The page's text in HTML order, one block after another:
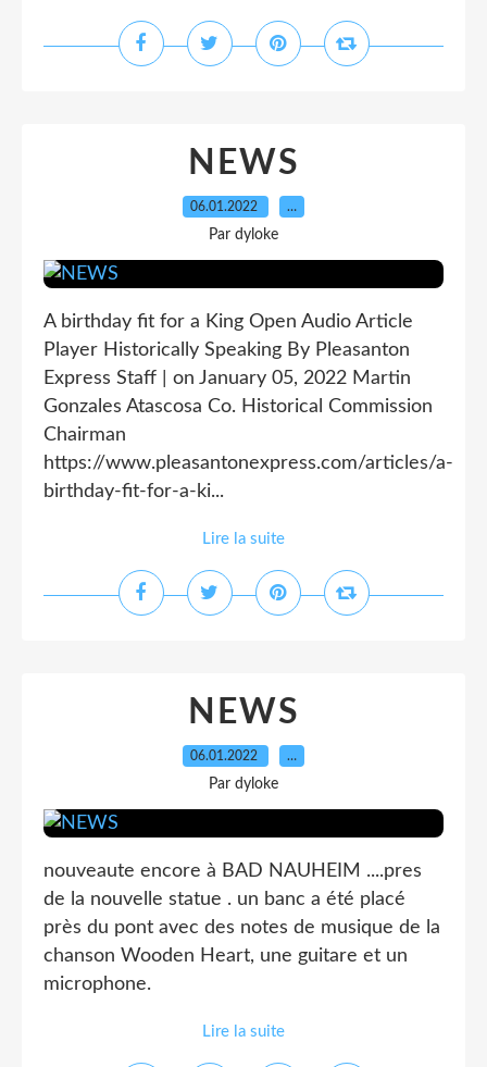
NEWS
06.01.2022 …
Par dyloke
A birthday fit for a King Open Audio Article
Player Historically Speaking By Pleasanton
Express Staff | on January 05, 2022 Martin
Gonzales Atascosa Co. Historical Commission
Chairman
https://www.pleasantonexpress.com/articles/a-
birthday-fit-for-a-ki...
Lire la suite
NEWS
06.01.2022 …
Par dyloke
nouveaute encore à BAD NAUHEIM ....pres
de la nouvelle statue . un banc a été placé
près du pont avec des notes de musique de la
chanson Wooden Heart, une guitare et un
microphone.
Lire la suite